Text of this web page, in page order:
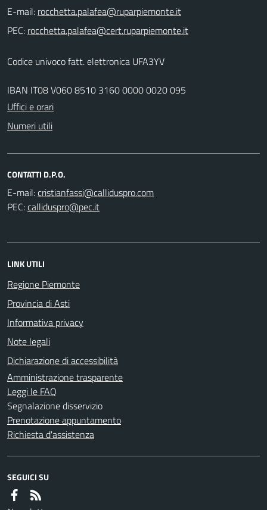
E-mail:
PEC:
Codice univoco fatt. elettronica UFA3YV
IBAN IT08 V060 8510 3160 0000 0020 095
Uffici e orari
Numeri utili
CONTATTI D.P.O.
E-mail:
PEC:
LINK UTILI
Regione Piemonte
Provincia di Asti
Informativa privacy
Note legali
Dichiarazione di accessibilità
Amministrazione trasparente
Leggi le FAQ
Segnalazione disservizio
Prenotazione appuntamento
Richiesta d'assistenza
SEGUICI SU